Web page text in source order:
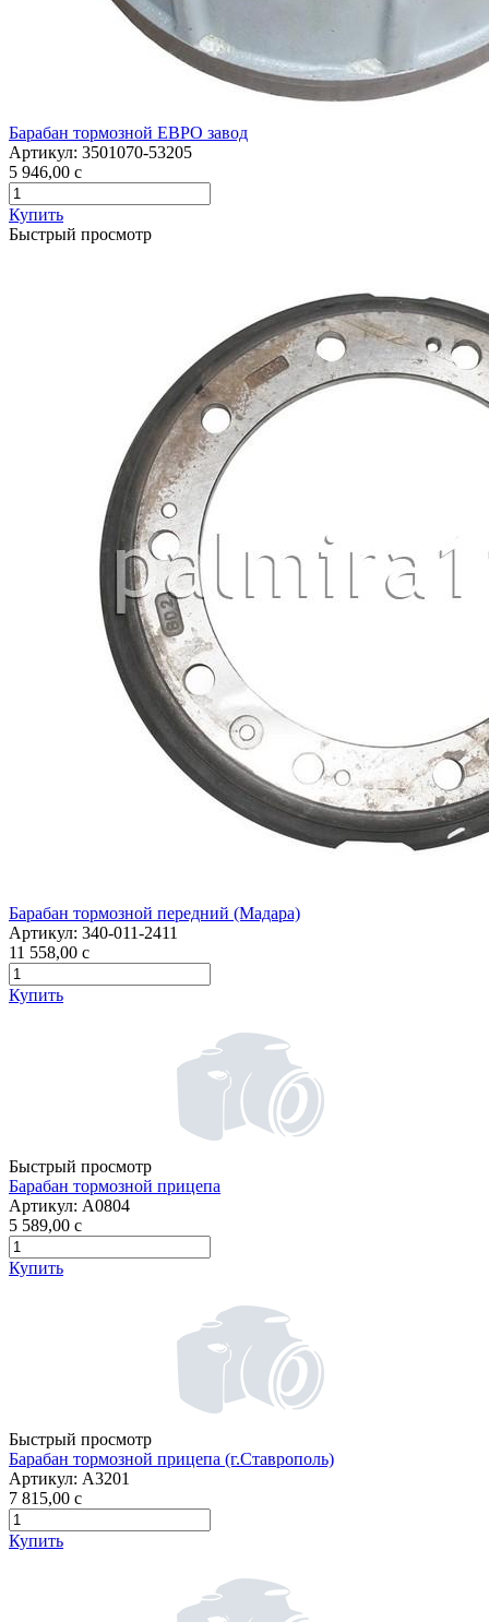
Барабан тормозной ЕВРО завод
Артикул: 3501070-53205
5 946,00 c
Купить
Быстрый просмотр
Барабан тормозной передний (Мадара)
Артикул: 340-011-2411
11 558,00 c
Купить
Быстрый просмотр
Барабан тормозной прицепа
Артикул: А0804
5 589,00 c
Купить
Быстрый просмотр
Барабан тормозной прицепа (г.Ставрополь)
Артикул: А3201
7 815,00 c
Купить